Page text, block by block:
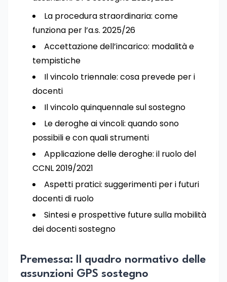
La procedura straordinaria: come
funziona per l’a.s. 2025/26
Accettazione dell’incarico: modalità e
tempistiche
Il vincolo triennale: cosa prevede per i
docenti
Il vincolo quinquennale sul sostegno
Le deroghe ai vincoli: quando sono
possibili e con quali strumenti
Applicazione delle deroghe: il ruolo del
CCNL 2019/2021
Aspetti pratici: suggerimenti per i futuri
docenti di ruolo
Sintesi e prospettive future sulla mobilità
dei docenti sostegno
Premessa: Il quadro normativo delle
assunzioni GPS sostegno